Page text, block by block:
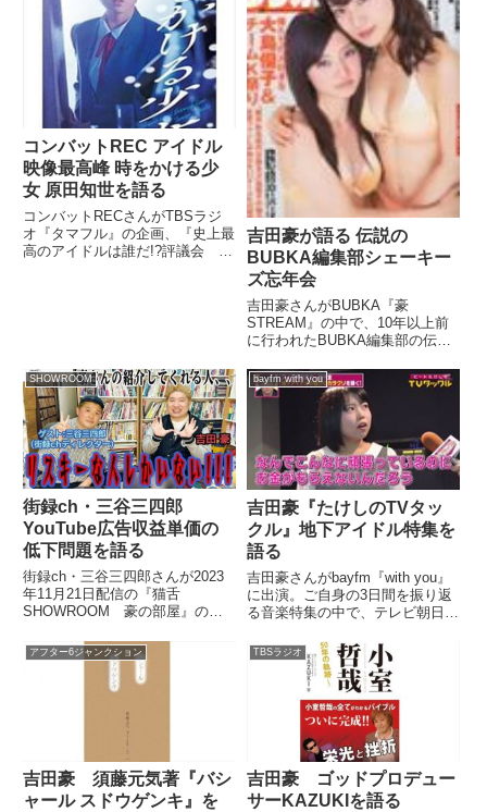
コンバットREC アイドル
映像最高峰 時をかける少
女 原田知世を語る
コンバットRECさんがTBSラジ
オ『タマフル』の企画、『史上最
高のアイドルは誰だ!?評議会 女
吉田豪が語る 伝説の
BUBKA編集部シェーキー
ズ忘年会
吉田豪さんがBUBKA『豪
STREAM』の中で、10年以上前
に行われたBUBKA編集部の伝説
っていました。相手はコンバット
RECさんとBUBKA編集長のサミ
ュLさんです。（吉田豪）で、
『シェーキーズ・カプリチョ...
SHOWROOM
街録ch・三谷三四郎
YouTube広告収益単価の
低下問題を語る
街録ch・三谷三四郎さんが2023
年11月21日配信の『猫舌
SHOWROOM 豪の部屋』の中
益の単価が下がってると言われて
いる件について話していました。
bayfm with you
吉田豪『たけしのTVタッ
クル』地下アイドル特集を
語る
吉田豪さんがbayfm『with you』
に出演。ご自身の3日間を振り返
る音楽特集の中で、テレビ朝日
イドル特集について話していまし
た。（松本ともこ）では、振り返
る吉田豪のこの3日間。続いて
は？（吉田豪）いまのが...
アフター6ジャンクション
吉田豪 須藤元気著『バシ
ャール スドウゲンキ』を
TBSラジオ
吉田豪 ゴッドプロデュー
サーKAZUKIを語る